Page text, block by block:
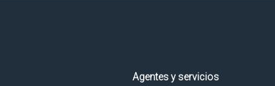
Agentes y servicios